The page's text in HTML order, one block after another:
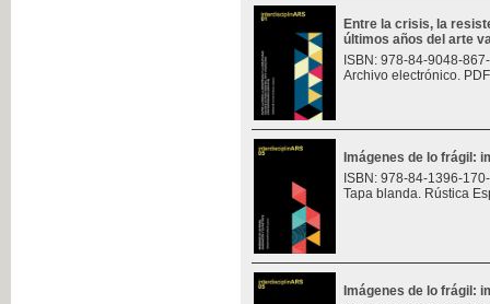
Entre la crisis, la
últimos años del arte
ISBN: 978-84-9048-
Archivo electrónico.
Imágenes de lo frágil:
ISBN: 978-84-1396-
Tapa blanda. Rústica
Imágenes de lo frágil: